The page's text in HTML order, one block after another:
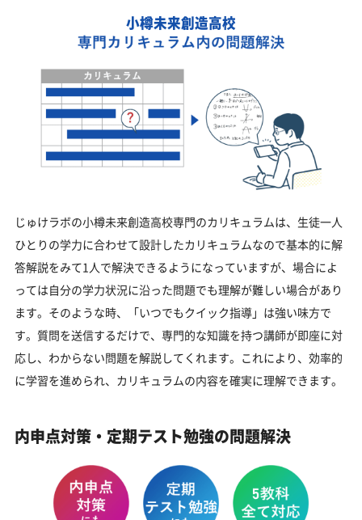
小樽未来創造高校
じゅけラボの小樽未来創造高校専門のカリキュラムは、生徒一人
ひとりの学力に合わせて設計したカリキュラムなので基本的に解
答解説をみて1人で解決できるようになっていますが、場合によ
っては自分の学力状況に沿った問題でも理解が難しい場合があり
ます。そのような時、「いつでもクイック指導」は強い味方で
す。質問を送信するだけで、専門的な知識を持つ講師が即座に対
応し、わからない問題を解説してくれます。これにより、効率的
に学習を進められ、カリキュラムの内容を確実に理解できます。
内申点対策・定期テスト勉強の問題解決